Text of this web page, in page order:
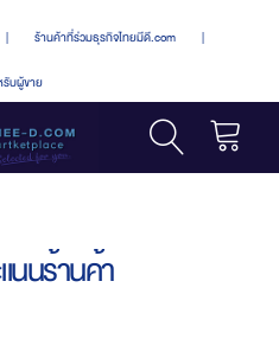
| ร้านค้าที่ร่วมธุรกิจไทยมีดี.com |
บผู้ขาย
นนร้านค้า